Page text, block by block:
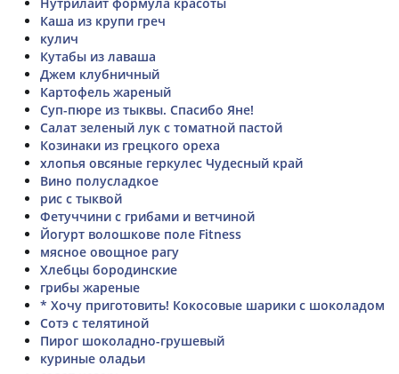
Каша из крупи греч
кулич
Кутабы из лаваша
Джем клубничный
Картофель жареный
Суп-пюре из тыквы. Спасибо Яне!
Салат зеленый лук с томатной пастой
Козинаки из грецкого ореха
хлопья овсяные геркулес Чудесный край
Вино полусладкое
рис с тыквой
Фетуччини с грибами и ветчиной
Йогурт волошкове поле Fitness
мясное овощное рагу
Хлебцы бородинские
грибы жареные
* Хочу приготовить! Кокосовые шарики с шоколадом
Сотэ с телятиной
Пирог шоколадно-грушевый
куриные оладьи